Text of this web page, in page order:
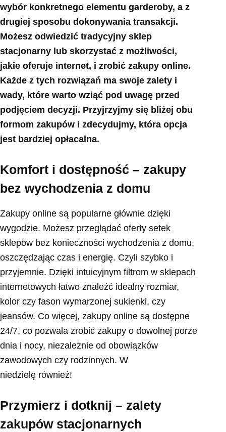
wybór konkretnego elementu garderoby, a z
drugiej sposobu dokonywania transakcji.
Możesz odwiedzić tradycyjny sklep
stacjonarny lub skorzystać z możliwości,
jakie oferuje internet, i zrobić zakupy online.
Każde z tych rozwiązań ma swoje zalety i
wady, które warto wziąć pod uwagę przed
podjęciem decyzji. Przyjrzyjmy się bliżej obu
formom zakupów i zdecydujmy, która opcja
jest bardziej opłacalna.
Komfort i dostępność – zakupy
bez wychodzenia z domu
Zakupy online są popularne głównie dzięki
wygodzie. Możesz przeglądać oferty setek
sklepów bez konieczności wychodzenia z domu,
oszczędzając czas i energię. Czyli szybko i
przyjemnie. Dzięki intuicyjnym filtrom w sklepach
internetowych łatwo znaleźć idealny rozmiar,
kolor czy fason wymarzonej sukienki, czy
jeansów. Co więcej, zakupy online są dostępne
24/7, co pozwala zrobić zakupy o dowolnej porze
dnia i nocy, niezależnie od obowiązków
zawodowych czy rodzinnych. W
niedzielę również!
Przymierz i dotknij – zalety
zakupów stacjonarnych